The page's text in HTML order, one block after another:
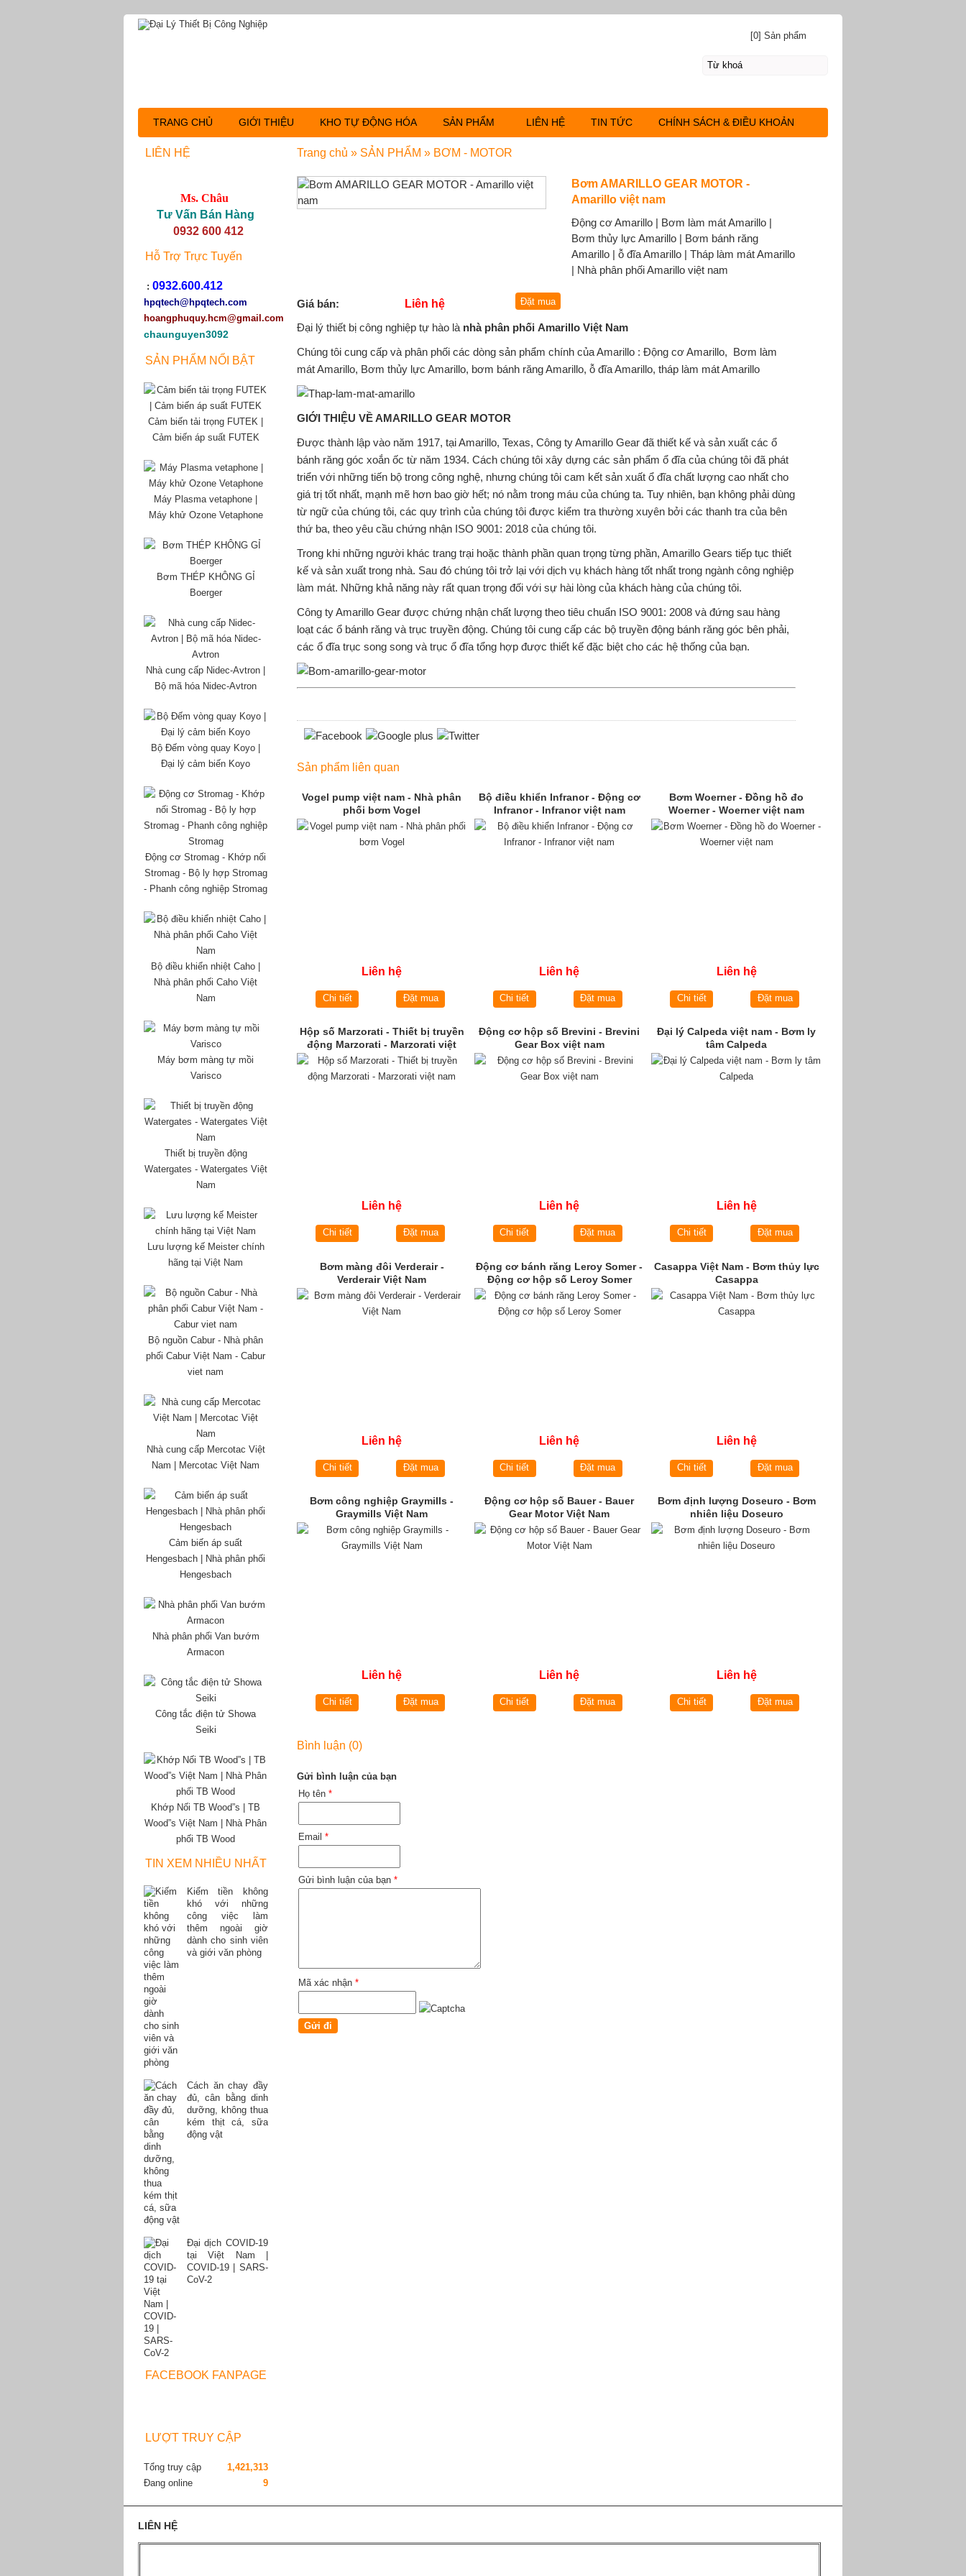
Bơm AMARILLO GEAR MOTOR -
Amarillo việt nam
Động cơ Amarillo | Bơm làm mát Amarillo |
Bơm thủy lực Amarillo | Bơm bánh răng
Amarillo | ỗ đĩa Amarillo | Tháp làm mát Amarillo
| Nhà phân phối Amarillo việt nam
Giá bán:
Liên hệ
Đại lý thiết bị công nghiệp tự hào là nhà phân phối Amarillo Việt Nam
Chúng tôi cung cấp và phân phối các dòng sản phẩm chính của Amarillo : Động cơ Amarillo, Bơm làm
mát Amarillo, Bơm thủy lực Amarillo, bơm bánh răng Amarillo, ỗ đĩa Amarillo, tháp làm mát Amarillo
GIỚI THIỆU VỀ AMARILLO GEAR MOTOR
Được thành lập vào năm 1917, tại Amarillo, Texas, Công ty Amarillo Gear đã thiết kế và sản xuất các ổ
bánh răng góc xoắn ốc từ năm 1934. Cách chúng tôi xây dựng các sản phẩm ổ đĩa của chúng tôi đã phát
triển với những tiến bộ trong công nghệ, nhưng chúng tôi cam kết sản xuất ổ đĩa chất lượng cao nhất cho
giá trị tốt nhất, mạnh mẽ hơn bao giờ hết; nó nằm trong máu của chúng ta. Tuy nhiên, bạn không phải dùng
từ ngữ của chúng tôi, các quy trình của chúng tôi được kiểm tra thường xuyên bởi các thanh tra của bên
thứ ba, theo yêu cầu chứng nhận ISO 9001: 2018 của chúng tôi.
Trong khi những người khác trang trại hoặc thành phần quan trọng từng phần, Amarillo Gears tiếp tục thiết
kế và sản xuất trong nhà. Sau đó chúng tôi trở lại với dịch vụ khách hàng tốt nhất trong ngành công nghiệp
làm mát. Những khả năng này rất quan trọng đối với sự hài lòng của khách hàng của chúng tôi.
Công ty Amarillo Gear được chứng nhận chất lượng theo tiêu chuẩn ISO 9001: 2008 và đứng sau hàng
loạt các ổ bánh răng và trục truyền động. Chúng tôi cung cấp các bộ truyền động bánh răng góc bên phải,
các ổ đĩa trục song song và trục ổ đĩa tổng hợp được thiết kế đặc biệt cho các hệ thống của bạn.
Sản phẩm liên quan
Vogel pump việt nam - Nhà phân
phối bơm Vogel
Liên hệ
Chi tiết Đặt mua
Bộ điều khiển Infranor - Động cơ
Infranor - Infranor việt nam
Liên hệ
Chi tiết Đặt mua
Bơm Woerner - Đồng hồ đo
Woerner - Woerner việt nam
Liên hệ
Chi tiết Đặt mua
Hộp số Marzorati - Thiết bị truyền
động Marzorati - Marzorati việt
nam
Liên hệ
Chi tiết Đặt mua
Động cơ hộp số Brevini - Brevini
Gear Box việt nam
Liên hệ
Chi tiết Đặt mua
Đại lý Calpeda việt nam - Bơm ly
tâm Calpeda
Liên hệ
Chi tiết Đặt mua
Bơm màng đôi Verderair -
Verderair Việt Nam
Liên hệ
Chi tiết Đặt mua
Động cơ bánh răng Leroy Somer -
Động cơ hộp số Leroy Somer
Liên hệ
Chi tiết Đặt mua
Casappa Việt Nam - Bơm thủy lực
Casappa
Liên hệ
Chi tiết Đặt mua
Bơm công nghiệp Graymills -
Graymills Việt Nam
Liên hệ
Chi tiết Đặt mua
Động cơ hộp số Bauer - Bauer
Gear Motor Việt Nam
Liên hệ
Chi tiết Đặt mua
Bơm định lượng Doseuro - Bơm
nhiên liệu Doseuro
Liên hệ
Chi tiết Đặt mua
Bình luận (0)
Gửi bình luận của bạn
Họ tên*
Email*
Gửi bình luận của bạn*
Mã xác nhận*
Trang chủ » SẢN PHẨM » BƠM - MOTOR
LIÊN HỆ
Ms. Châu
Tư Vấn Bán Hàng
0932 600 412
Hỗ Trợ Trực Tuyến
: 0932.600.412
hpqtech@hpqtech.com
hoangphuquy.hcm@gmail.com
chaunguyen3092
SẢN PHẨM NỔI BẬT
Cảm biến tải trọng FUTEK |
Cảm biến áp suất FUTEK
Máy Plasma vetaphone |
Máy khử Ozone Vetaphone
Bơm THÉP KHÔNG GỈ
Boerger
Nhà cung cấp Nidec-Avtron |
Bộ mã hóa Nidec-Avtron
Bộ Đếm vòng quay Koyo |
Đại lý cảm biến Koyo
Động cơ Stromag - Khớp nối
Stromag - Bộ ly hợp Stromag
- Phanh công nghiệp Stromag
Bộ điều khiển nhiệt Caho |
Nhà phân phối Caho Việt
Nam
Máy bơm màng tự mồi
Varisco
Thiết bị truyền động
Watergates - Watergates Việt
Nam
Lưu lượng kế Meister chính
hãng tại Việt Nam
Bộ nguồn Cabur - Nhà phân
phối Cabur Việt Nam - Cabur
viet nam
Nhà cung cấp Mercotac Việt
Nam | Mercotac Việt Nam
Cảm biến áp suất
Hengesbach | Nhà phân phối
Hengesbach
Nhà phân phối Van bướm
Armacon
Công tắc điện tử Showa
Seiki
Khớp Nối TB Wood”s | TB
Wood”s Việt Nam | Nhà Phân
phối TB Wood
TIN XEM NHIỀU NHẤT
Kiếm tiền không
khó với những
công việc làm
thêm ngoài giờ
dành cho sinh viên
và giới văn phòng
Cách ăn chay đầy
đủ, cân bằng dinh
dưỡng, không thua
kém thịt cá, sữa
động vật
Đại dịch COVID-19
tại Việt Nam |
COVID-19 | SARS-
CoV-2
FACEBOOK FANPAGE
LƯỢT TRUY CẬP
Tổng truy cập
1,421,313
Đang online
9
[0] Sản phẩm
TRANG CHỦ GIỚI THIỆU KHO TỰ ĐỘNG HÓA SẢN PHẨM LIÊN HỆ TIN TỨC CHÍNH SÁCH & ĐIỀU KHOẢN
LIÊN HỆ